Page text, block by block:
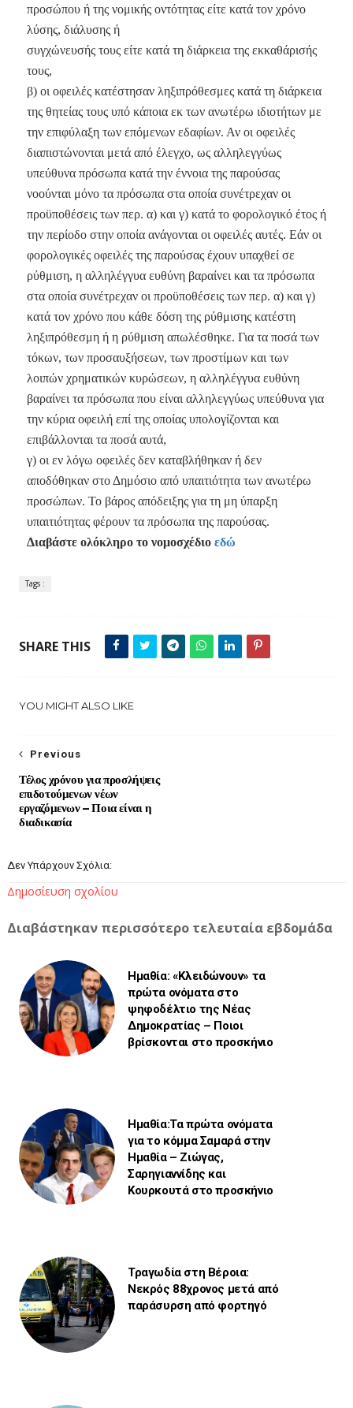
προσώπου ή της νομικής οντότητας είτε κατά τον χρόνο
λύσης, διάλυσης ή
συγχώνευσής τους είτε κατά τη διάρκεια της εκκαθάρισής
τους,
β) οι οφειλές κατέστησαν ληξιπρόθεσμες κατά τη διάρκεια
της θητείας τους υπό κάποια εκ των ανωτέρω ιδιοτήτων με
την επιφύλαξη των επόμενων εδαφίων. Αν οι οφειλές
διαπιστώνονται μετά από έλεγχο, ως αλληλεγγύως
υπεύθυνα πρόσωπα κατά την έννοια της παρούσας
νοούνται μόνο τα πρόσωπα στα οποία συνέτρεχαν οι
προϋποθέσεις των περ. α) και γ) κατά το φορολογικό έτος ή
την περίοδο στην οποία ανάγονται οι οφειλές αυτές. Εάν οι
φορολογικές οφειλές της παρούσας έχουν υπαχθεί σε
ρύθμιση, η αλληλέγγυα ευθύνη βαραίνει και τα πρόσωπα
στα οποία συνέτρεχαν οι προϋποθέσεις των περ. α) και γ)
κατά τον χρόνο που κάθε δόση της ρύθμισης κατέστη
ληξιπρόθεσμη ή η ρύθμιση απωλέσθηκε. Για τα ποσά των
τόκων, των προσαυξήσεων, των προστίμων και των
λοιπών χρηματικών κυρώσεων, η αλληλέγγυα ευθύνη
βαραίνει τα πρόσωπα που είναι αλληλεγγύως υπεύθυνα για
την κύρια οφειλή επί της οποίας υπολογίζονται και
επιβάλλονται τα ποσά αυτά,
γ) οι εν λόγω οφειλές δεν καταβλήθηκαν ή δεν
αποδόθηκαν στο Δημόσιο από υπαιτιότητα των ανωτέρω
προσώπων. Το βάρος απόδειξης για τη μη ύπαρξη
υπαιτιότητας φέρουν τα πρόσωπα της παρούσας.
Διαβάστε ολόκληρο το νομοσχέδιο εδώ
Tags :
SHARE THIS
YOU MIGHT ALSO LIKE
Previous
Τέλος χρόνου για προσλήψεις
επιδοτούμενων νέων
εργαζόμενων – Ποια είναι η
διαδικασία
Δεν Υπάρχουν Σχόλια:
Δημοσίευση σχολίου
Διαβάστηκαν περισσότερο τελευταία εβδομάδα
Ημαθία: «Κλειδώνουν» τα
πρώτα ονόματα στο
ψηφοδέλτιο της Νέας
Δημοκρατίας – Ποιοι
βρίσκονται στο προσκήνιο
Ημαθία:Τα πρώτα ονόματα
για το κόμμα Σαμαρά στην
Ημαθία – Ζιώγας,
Σαρηγιαννίδης και
Κουρκουτά στο προσκήνιο
Τραγωδία στη Βέροια:
Νεκρός 88χρονος μετά από
παράσυρση από φορτηγό